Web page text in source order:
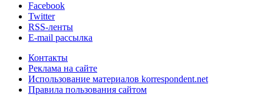
Facebook
Twitter
RSS-ленты
E-mail рассылка
Контакты
Реклама на сайте
Использование материалов korrespondent.net
Правила пользования сайтом